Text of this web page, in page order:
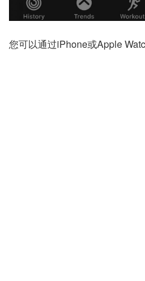
您可以通过iPhone或Apple